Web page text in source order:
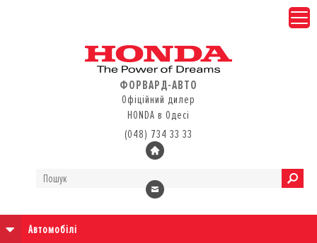
ФОРВАРД-АВТО
Офіційний дилер
HONDA в Одесі
(048) 734 33 33
Автомобілі